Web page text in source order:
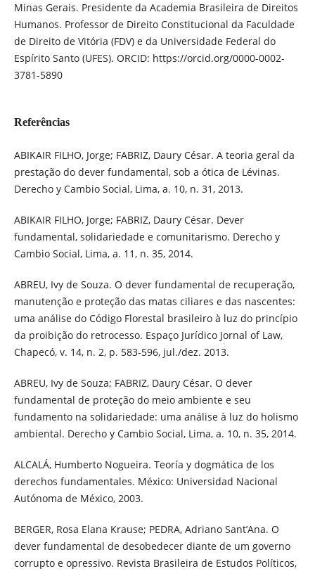
Minas Gerais. Presidente da Academia Brasileira de Direitos
Humanos. Professor de Direito Constitucional da Faculdade
de Direito de Vitória (FDV) e da Universidade Federal do
Espírito Santo (UFES). ORCID: https://orcid.org/0000-0002-
3781-5890
Referências
ABIKAIR FILHO, Jorge; FABRIZ, Daury César. A teoria geral da
prestação do dever fundamental, sob a ótica de Lévinas.
Derecho y Cambio Social, Lima, a. 10, n. 31, 2013.
ABIKAIR FILHO, Jorge; FABRIZ, Daury César. Dever
fundamental, solidariedade e comunitarismo. Derecho y
Cambio Social, Lima, a. 11, n. 35, 2014.
ABREU, Ivy de Souza. O dever fundamental de recuperação,
manutenção e proteção das matas ciliares e das nascentes:
uma análise do Código Florestal brasileiro à luz do princípio
da proibição do retrocesso. Espaço Jurídico Jornal of Law,
Chapecó, v. 14, n. 2, p. 583-596, jul./dez. 2013.
ABREU, Ivy de Souza; FABRIZ, Daury César. O dever
fundamental de proteção do meio ambiente e seu
fundamento na solidariedade: uma análise à luz do holismo
ambiental. Derecho y Cambio Social, Lima, a. 10, n. 35, 2014.
ALCALÁ, Humberto Nogueira. Teoría y dogmática de los
derechos fundamentales. México: Universidad Nacional
Autónoma de México, 2003.
BERGER, Rosa Elana Krause; PEDRA, Adriano Sant’Ana. O
dever fundamental de desobedecer diante de um governo
corrupto e opressivo. Revista Brasileira de Estudos Políticos,